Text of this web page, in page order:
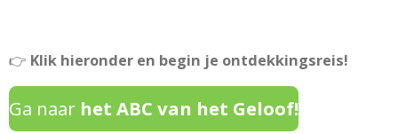
👉 Klik hieronder en begin je ontdekkingsreis!
Ga naar het ABC van het Geloof!